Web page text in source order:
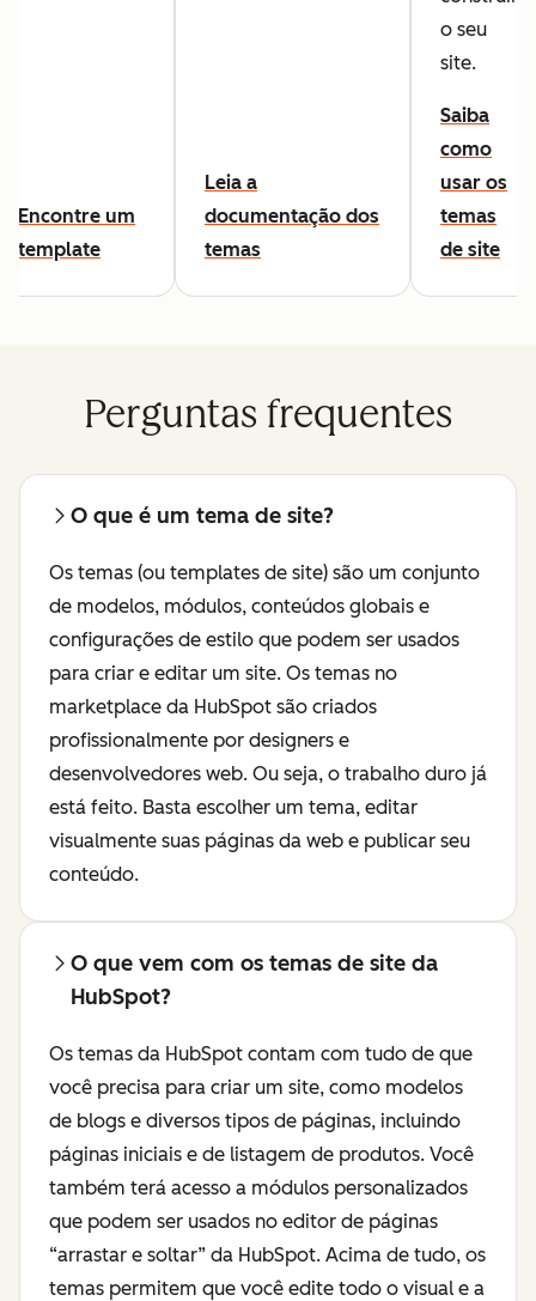
Encontre um
template
Leia a
documentação dos
temas
o seu
site.
Saiba
como
usar os
temas
de site
Perguntas frequentes
O que é um tema de site?
Os temas (ou templates de site) são um conjunto
de modelos, módulos, conteúdos globais e
configurações de estilo que podem ser usados
para criar e editar um site. Os temas no
marketplace da HubSpot são criados
profissionalmente por designers e
desenvolvedores web. Ou seja, o trabalho duro já
está feito. Basta escolher um tema, editar
visualmente suas páginas da web e publicar seu
conteúdo.
O que vem com os temas de site da
HubSpot?
Os temas da HubSpot contam com tudo de que
você precisa para criar um site, como modelos
de blogs e diversos tipos de páginas, incluindo
páginas iniciais e de listagem de produtos. Você
também terá acesso a módulos personalizados
que podem ser usados no editor de páginas
“arrastar e soltar” da HubSpot. Acima de tudo, os
temas permitem que você edite todo o visual e a